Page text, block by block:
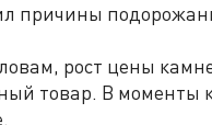
причины
рост цены
товар. В моменты